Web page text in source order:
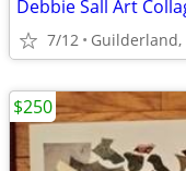
Debbie Sall Art
7/12 Guilderland,
$250